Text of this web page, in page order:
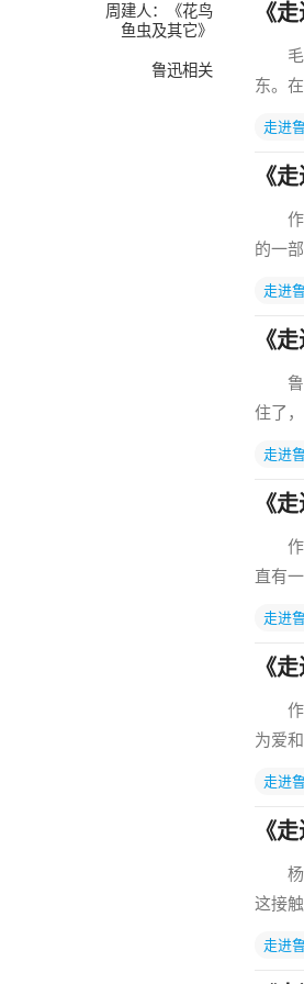
周建人：《花鸟
鱼虫及其它》
鲁迅相关
《
毛泽
东。
走进
《
作者
的一
走进
《
鲁迅
住了
走进
《
作者
直有
走进
《
作
为爱
走进
《
杨建
这接
走进